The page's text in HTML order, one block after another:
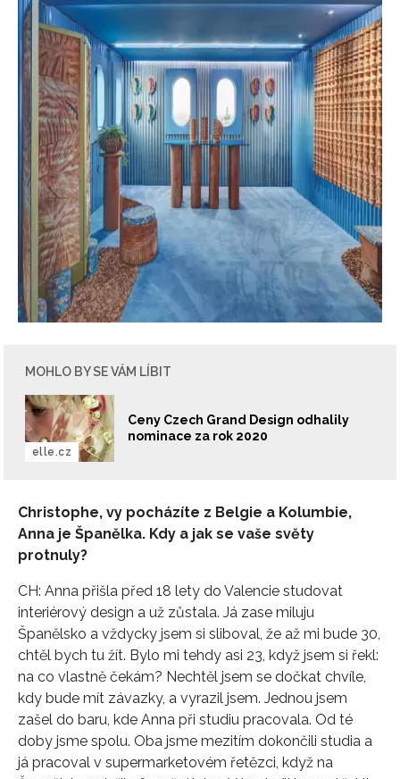
MOHLO BY SE VÁM LÍBIT
Ceny Czech Grand Design odhalily
nominace za rok 2020
elle.cz
Christophe, vy pocházíte z Belgie a Kolumbie,
Anna je Španělka. Kdy a jak se vaše světy
protnuly?
CH: Anna přišla před 18 lety do Valencie studovat
interiérový design a už zůstala. Já zase miluju
Španělsko a vždycky jsem si sliboval, že až mi bude 30,
chtěl bych tu žít. Bylo mi tehdy asi 23, když jsem si řekl:
na co vlastně čekám? Nechtěl jsem se dočkat chvíle,
kdy bude mít závazky, a vyrazil jsem. Jednou jsem
zašel do baru, kde Anna při studiu pracovala. Od té
doby jsme spolu. Oba jsme mezitím dokončili studia a
já pracoval v supermarketovém řetězci, když na